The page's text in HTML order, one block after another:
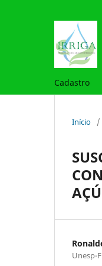
Cadastro
Início /
Unesp-